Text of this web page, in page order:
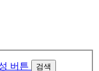
검색